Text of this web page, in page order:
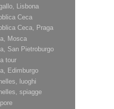
Lisbona
Ceca
Ceca, Praga
Mosca
San Pietroburgo
tour
Edimburgo
luoghi
spiagge